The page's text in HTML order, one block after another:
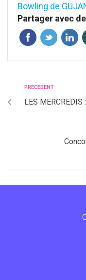
Bowling de
Partager avec
PRECEDENT
LES